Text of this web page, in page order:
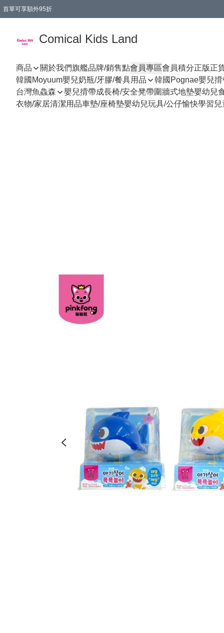
首單可享額外95折
Comical Kids Land
商品 關於我們旗艦品牌/銷售點會員專區會員積分正版正
韓國Moyuum嬰兒奶瓶/牙膠/餐具用品
韓國Pognae嬰兒揹
台灣魚鱻森
嬰兒揹帶成長椅/安全凳帶圍牆式地墊嬰幼兒
衣物/家居清潔用品車墊/座椅墊嬰幼兒玩具/公仔愉快學習